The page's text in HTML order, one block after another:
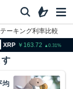
ーキング利率比較
BNB
均